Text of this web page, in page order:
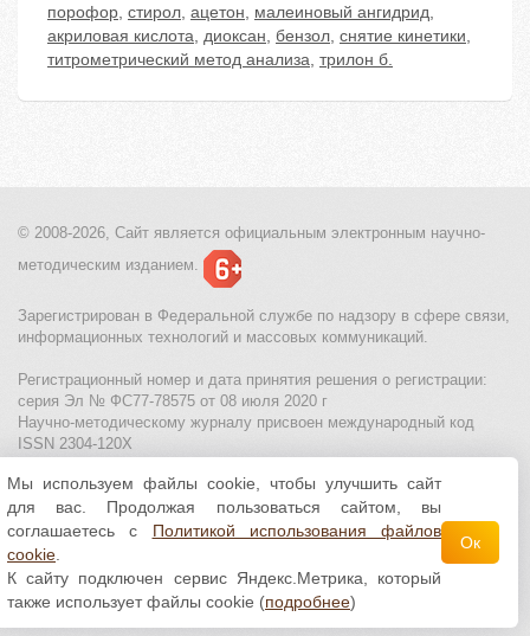
порофор, стирол, ацетон, малеиновый ангидрид,
акриловая кислота, диоксан, бензол, снятие кинетики,
титрометрический метод анализа, трилон б.
© 2008-2026, Сайт является официальным электронным научно-
методическим изданием.
Зарегистрирован в Федеральной службе по надзору в сфере связи,
информационных технологий и массовых коммуникаций.
Регистрационный номер и дата принятия решения о регистрации:
серия Эл № ФС77-78575 от 08 июля 2020 г
Научно-методическому журналу присвоен международный код
ISSN 2304-120X
МЦИТО|Школьные олимпиады и онлайн конкурсы для детей
Политика использования файлов cookie| Политика обработки и
защиты персональных данных
Все материалы доступны полицензии Creative
Commons С указанием авторства 4.0 Всемирная
Мы используем файлы cookie, чтобы улучшить сайт
для вас. Продолжая пользоваться сайтом, вы
соглашаетесь с Политикой использования файлов
cookie
К сайту подключен сервис Яндекс.Метрика, который
также использует файлы cookie (подробнее)
Ок